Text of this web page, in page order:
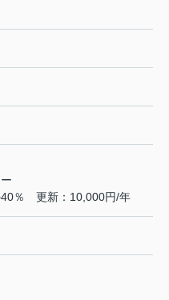
40％ 更新：10,000円/年